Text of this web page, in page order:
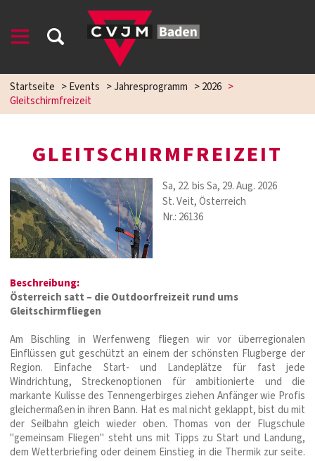
Startseite >Events >Jahresprogramm >2026 >
Gleitschirmfreizeit
GLEITSCHIRMFREIZEIT
Sa, 22. bis Sa, 29. Aug. 2026
St. Veit, Österreich
Nr.: 26136
Beschreibung:
Österreich satt – die Outdoorfreizeit rund ums
Gleitschirmfliegen
Am Bischling in Werfenweng fliegen wir vor überregionalen
Einflüssen gut geschützt an einem der schönsten Flugberge der
Region. Einfache Start- und Landeplätze für fast jede
Windrichtung, Streckenoptionen für ambitionierte und die
markante Kulisse des Tennengerbirges ziehen Anfänger wie Profis
gleichermaßen in ihren Bann. Hat es mal nicht geklappt, bist du mit
der Seilbahn gleich wieder oben. Thomas von der Flugschule
"gemeinsam Fliegen" steht uns mit Tipps zu Start und Landung,
dem Wetterbriefing oder deinem Einstieg in die Thermik zur seite.